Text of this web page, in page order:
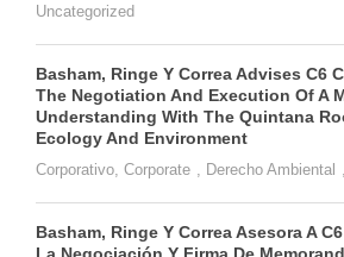
Uncategorized
Basham, Ringe Y Correa Advises C6
The Negotiation And Execution Of A
Understanding With The Quintana
Ecology And Environment
Corporativo Corporate Derecho Ambiental
Basham, Ringe Y Correa Asesora A
La Negociación Y Firma De